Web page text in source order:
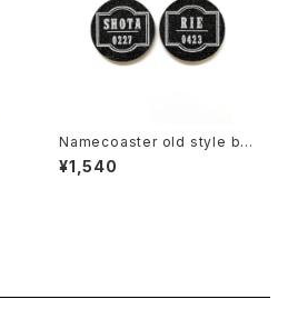
Namecoaster old style bla
ck×white
¥1,540